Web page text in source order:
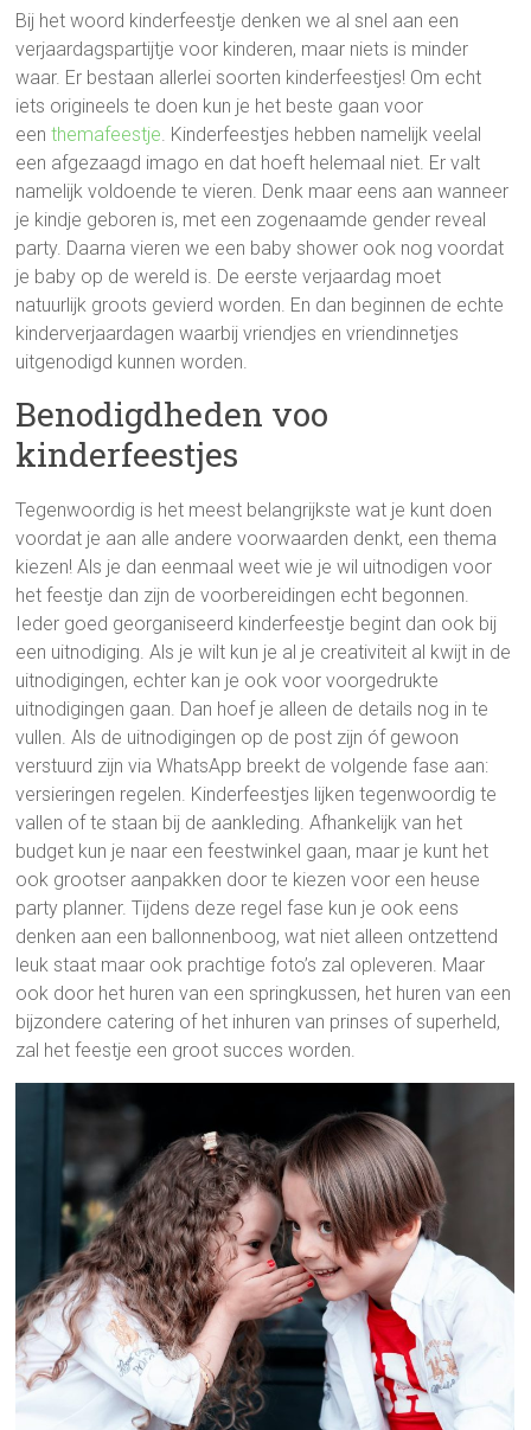
Bij het woord kinderfeestje denken we al snel aan een
verjaardagspartijtje voor kinderen, maar niets is minder
waar. Er bestaan allerlei soorten kinderfeestjes! Om echt
iets origineels te doen kun je het beste gaan voor
eenthemafeestje . Kinderfeestjes hebben namelijk veelal
een afgezaagd imago en dat hoeft helemaal niet. Er valt
namelijk voldoende te vieren. Denk maar eens aan wanneer
je kindje geboren is, met een zogenaamde gender reveal
party. Daarna vieren we een baby shower ook nog voordat
je baby op de wereld is. De eerste verjaardag moet
natuurlijk groots gevierd worden. En dan beginnen de echte
kinderverjaardagen waarbij vriendjes en vriendinnetjes
uitgenodigd kunnen worden.
Benodigdheden voo
kinderfeestjes
Tegenwoordig is het meest belangrijkste wat je kunt doen
voordat je aan alle andere voorwaarden denkt, een thema
kiezen! Als je dan eenmaal weet wie je wil uitnodigen voor
het feestje dan zijn de voorbereidingen echt begonnen.
Ieder goed georganiseerd kinderfeestje begint dan ook bij
een uitnodiging. Als je wilt kun je al je creativiteit al kwijt in de
uitnodigingen, echter kan je ook voor voorgedrukte
uitnodigingen gaan. Dan hoef je alleen de details nog in te
vullen. Als de uitnodigingen op de post zijn óf gewoon
verstuurd zijn via WhatsApp breekt de volgende fase aan:
versieringen regelen. Kinderfeestjes lijken tegenwoordig te
vallen of te staan bij de aankleding. Afhankelijk van het
budget kun je naar een feestwinkel gaan, maar je kunt het
ook grootser aanpakken door te kiezen voor een heuse
party planner. Tijdens deze regel fase kun je ook eens
denken aan een ballonnenboog, wat niet alleen ontzettend
leuk staat maar ook prachtige foto’s zal opleveren. Maar
ook door het huren van een springkussen, het huren van een
bijzondere catering of het inhuren van prinses of superheld,
zal het feestje een groot succes worden.